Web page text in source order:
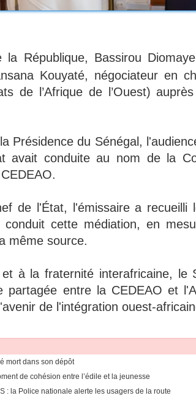
la République, Bassirou
Kouyaté, négociateur en
de l’Afrique de l’Ouest)
Présidence du Sénégal,
avait conduite au nom de la
de l'État, l'émissaire a recueilli
conduit cette médiation, en
même source.
à la fraternité interafricaine, le
partagée entre la CEDEAO et
de l'intégration ouest-
mort dans son dépôt
de cohésion entre l’édile et la jeunesse
: la Police nationale alerte les usagers de la route